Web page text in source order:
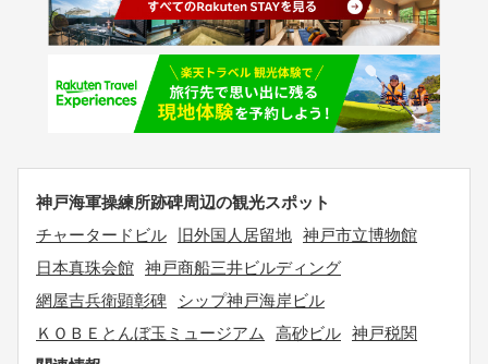
神戸海軍操練所跡碑周辺の観光スポット
チャータードビル
旧外国人居留地 神戸市立博物館
日本真珠会館 神戸商船三井ビルディング
網屋吉兵衛顕彰碑
シップ神戸海岸ビル
ＫＯＢＥとんぼ玉ミュージアム
高砂ビル 神戸税関